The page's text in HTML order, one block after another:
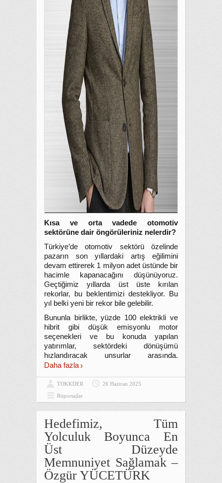
Kısa ve orta vadede otomotiv
sektörüne dair öngörüleriniz nelerdir?
Türkiye’de otomotiv sektörü özelinde
pazarın son yıllardaki artış eğilimini
devam ettirerek 1 milyon adet üstünde bir
hacimle kapanacağını düşünüyoruz.
Geçtiğimiz yıllarda üst üste kırılan
rekorlar, bu beklentimizi destekliyor. Bu
yıl belki yeni bir rekor bile gelebilir.
Bununla birlikte, yüzde 100 elektrikli ve
hibrit gibi düşük emisyonlu motor
seçenekleri ve bu konuda yapılan
yatırımlar, sektördeki dönüşümü
hızlandıracak unsurlar arasında.
Daha fazla
TOKKDER
26 Haziran 2025
Röportajlar
Hedefimiz, Tüm
Yolculuk Boyunca En
Üst Düzeyde
Memnuniyet Sağlamak –
Özgür YÜCETÜRK